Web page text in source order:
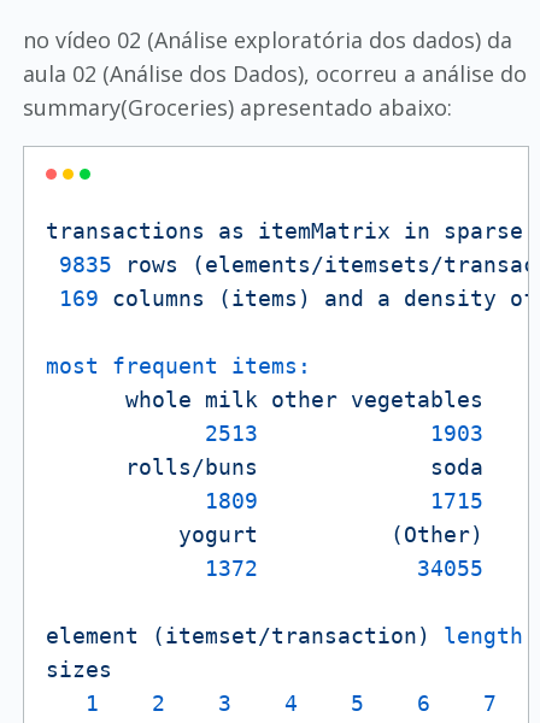
no vídeo 02 (Análise exploratória dos dados) da
aula 02 (Análise dos Dados), ocorreu a análise do
summary(Groceries) apresentado abaixo:
transactions as itemMatrix in sparse
9835
rows
(elements/itemsets/
169
columns (items) and a density of
most frequent items:
whole
milk other vegetables
2513 1903
rolls/buns
soda
1809 1715
yogurt
(Other)
1372 34055
element (itemset/transaction)
length
sizes
1
2 3 4 5 6
7